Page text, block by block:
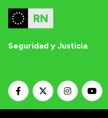
Seguridad y Justicia